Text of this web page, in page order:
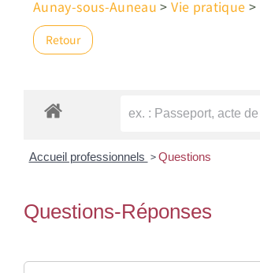
Aunay-sous-Auneau >Vie pratique >
Retour
Accueil professionnels > Questions
Questions-Réponses